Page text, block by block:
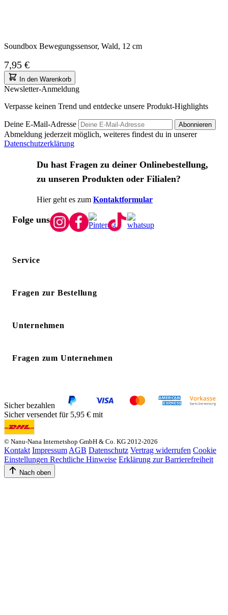
Soundbox Bewegungssensor, Wald, 12 cm
7,95 €
In den Warenkorb
Newsletter-Anmeldung
Verpasse keinen Trend und entdecke unsere Produkt-Highlights
Deine E-Mail-Adresse Abonnieren
Abmeldung jederzeit möglich, weiteres findest du in unserer
Datenschutzerklärung
Du hast Fragen zu deiner Onlinebestellung,
zu unseren Produkten oder Filialen?
Hier geht es zum Kontaktformular
Folge uns
Service
Fragen zur Bestellung
Unternehmen
Fragen zum Unternehmen
Sicher bezahlen
Sicher versendet für 5,95 € mit
© Nanu-Nana Internetshop GmbH & Co. KG 2012-2026
Kontakt Impressum AGB Datenschutz Vertrag widerrufen Cookie
Einstellungen Rechtliche Hinweise Erklärung zur Barrierefreiheit
Nach oben